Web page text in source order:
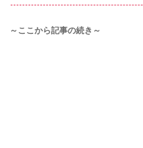
～ここから記事の続き～